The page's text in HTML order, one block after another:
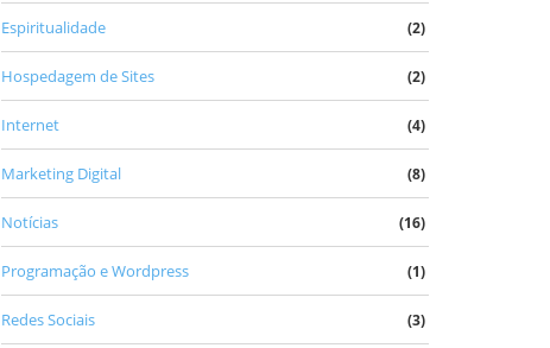
Espiritualidade (2)
Hospedagem de Sites (2)
Internet (4)
Marketing Digital (8)
Notícias (16)
Programação e Wordpress (1)
Redes Sociais (3)